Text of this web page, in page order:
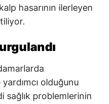
hasarının ilerleyen
olduğunu
sağlık problemlerinin